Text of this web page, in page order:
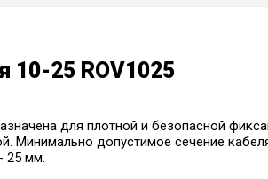
10-25 ROV1025
для плотной и безопасной
Минимально допустимое сечение
25 мм.